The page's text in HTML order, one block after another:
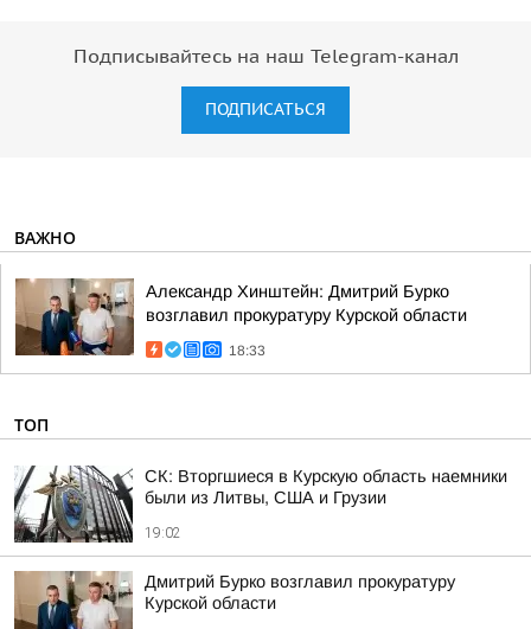
Подписывайтесь на наш Telegram-канал
ПОДПИСАТЬСЯ
ВАЖНО
Александр Хинштейн: Дмитрий Бурко
возглавил прокуратуру Курской области
18:33
ТОП
СК: Вторгшиеся в Курскую область наемники
были из Литвы, США и Грузии
19:02
Дмитрий Бурко возглавил прокуратуру
Курской области